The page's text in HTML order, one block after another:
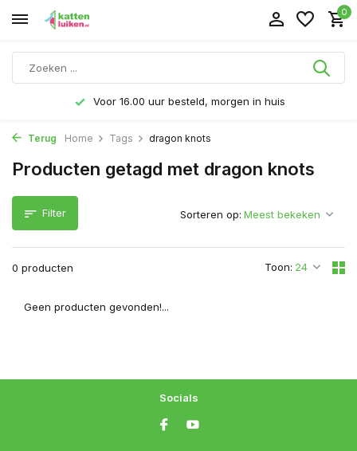
0
Voor 16.00 uur besteld, morgen in huis
Terug Home Tags dragon knots
Producten getagd met dragon knots
Filter
0 producten Toon:
Sorteren op:
Geen producten gevonden!...
Socials